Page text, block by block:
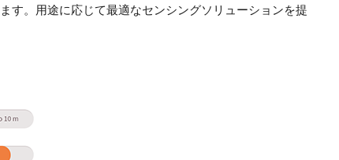
す。用途に応じて最適なセンシングソリューションを提